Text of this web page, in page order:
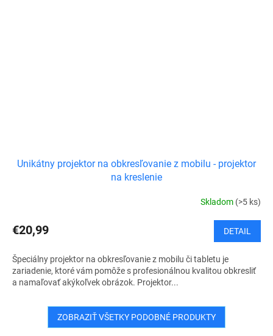
Unikátny projektor na obkresľovanie z mobilu - projektor
na kreslenie
Skladom (>5 ks)
€20,99 DETAIL
Špeciálny projektor na obkresľovanie z mobilu či tabletu je
zariadenie, ktoré vám pomôže s profesionálnou kvalitou obkresliť
a namaľovať akýkoľvek obrázok. Projektor...
ZOBRAZIŤ VŠETKY PODOBNÉ PRODUKTY